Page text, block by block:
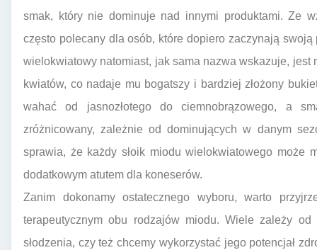
smak, który nie dominuje nad innymi produktami. Ze
często polecany dla osób, które dopiero zaczynają
wielokwiatowy natomiast, jak sama nazwa wskazuje,
kwiatów, co nadaje mu bogatszy i bardziej złożony
wahać od jasnozłotego do ciemnobrązowego, a
zróżnicowany, zależnie od dominujących w danym
sprawia, że każdy słoik miodu wielokwiatowego może
dodatkowym atutem dla koneserów.
Zanim dokonamy ostatecznego wyboru, warto
terapeutycznym obu rodzajów miodu. Wiele zależy
słodzenia, czy też chcemy wykorzystać jego potencjał